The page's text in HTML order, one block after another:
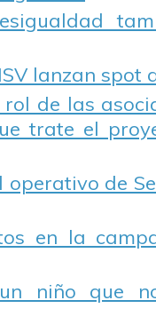
lanzan
de las
trate el
operativo de
en la
niño que